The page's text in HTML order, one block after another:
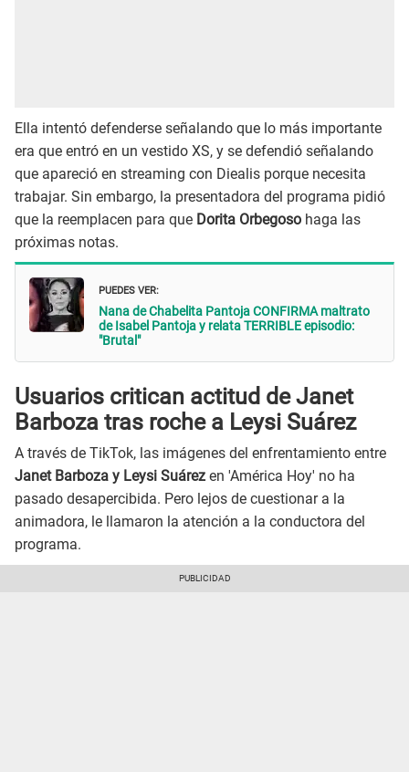
Ella intentó defenderse señalando que lo más importante
era que entró en un vestido XS, y se defendió señalando
que apareció en streaming con Diealis porque necesita
trabajar. Sin embargo, la presentadora del programa pidió
que la reemplacen para que Dorita Orbegoso haga las
próximas notas.
PUEDES VER:
Nana de Chabelita Pantoja CONFIRMA maltrato
de Isabel Pantoja y relata TERRIBLE episodio:
"Brutal"
Usuarios critican actitud de Janet
Barboza tras roche a Leysi Suárez
A través de TikTok, las imágenes del enfrentamiento entre
Janet Barboza y Leysi Suárez en 'América Hoy' no ha
pasado desapercibida. Pero lejos de cuestionar a la
animadora, le llamaron la atención a la conductora del
programa.